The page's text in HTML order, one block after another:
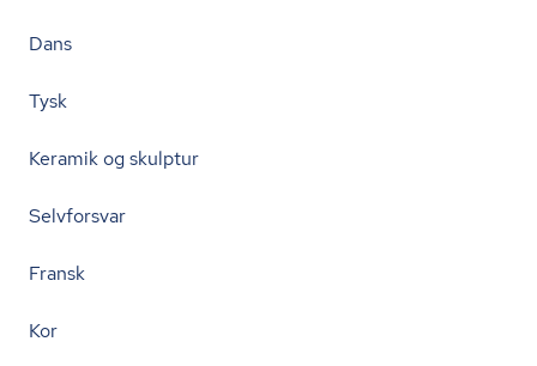
Dans
Tysk
Keramik og skulptur
Selvforsvar
Fransk
Kor